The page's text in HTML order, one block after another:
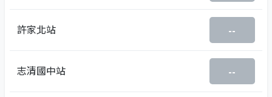
許家北站 --
志清國中站 --